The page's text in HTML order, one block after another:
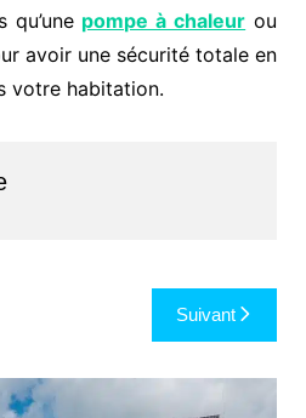
qu’une pompe à chaleur ou
avoir une sécurité totale en
votre habitation.
Suivant